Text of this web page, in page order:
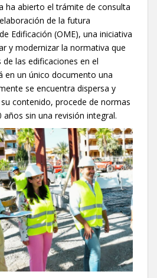
ha abierto el trámite de consulta
de la futura
Edificación (OME), una iniciativa
y modernizar la normativa que
las edificaciones en el
en un único documento una
se encuentra dispersa y
contenido, procede de normas
años sin una revisión integral.